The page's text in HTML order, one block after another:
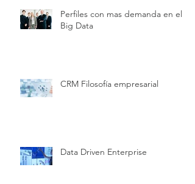
Perfiles con mas demanda en el
Big Data
CRM Filosofía empresarial
Data Driven Enterprise